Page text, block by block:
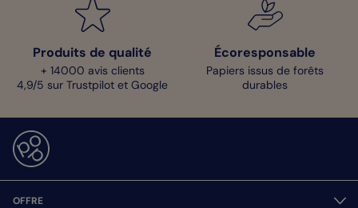
Produits de qualité
+ 14000 avis clients
4,9/5 sur Trustpilot et Google
Écoresponsable
Papiers issus de forêts
durables
OFFRE